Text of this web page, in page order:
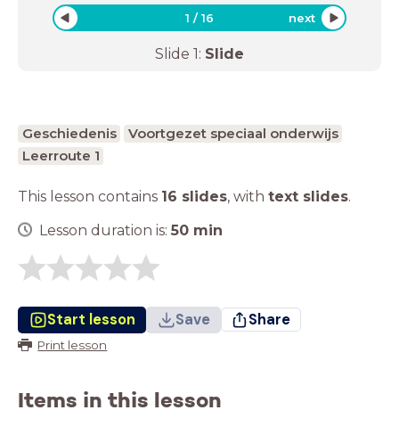
1 /16 next
Slide 1: Slide
Geschiedenis
Voortgezet speciaal onderwijs
Leerroute 1
This lesson contains 16 slides, with text slides.
Lesson duration is: 50 min
Start lesson Save Share
Print lesson
Items in this lesson